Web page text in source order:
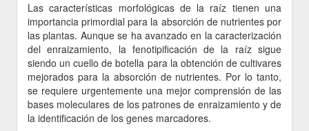
Las características morfológicas de la raíz tienen una
importancia primordial para la absorción de nutrientes por
las plantas. Aunque se ha avanzado en la caracterización
del enraizamiento, la fenotipificación de la raíz sigue
siendo un cuello de botella para la obtención de cultivares
mejorados para la absorción de nutrientes. Por lo tanto,
se requiere urgentemente una mejor comprensión de las
bases moleculares de los patrones de enraizamiento y de
la identificación de los genes marcadores.